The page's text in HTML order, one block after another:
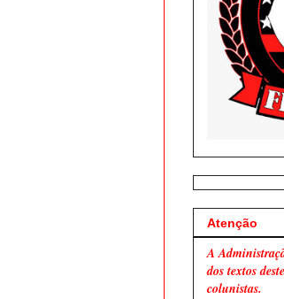
Atenção
A
dos textos
colunistas.